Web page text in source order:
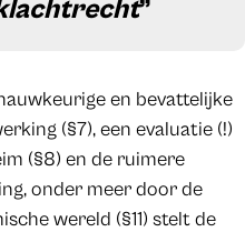
”
en bevattelijke
(§7), een evaluatie (!)
(§8) en de ruimere
onder meer door de
wereld (§11) stelt de